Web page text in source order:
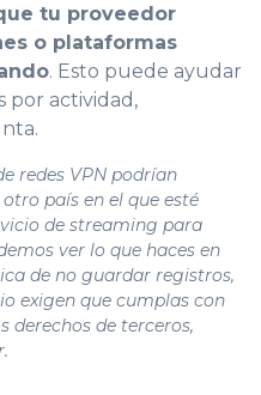
tu proveedor
o plataformas
. Esto puede ayudar
por actividad,
redes VPN podrían
país en el que esté
de streaming para
ver lo que haces en
de no guardar registros,
exigen que cumplas con
derechos de terceros,